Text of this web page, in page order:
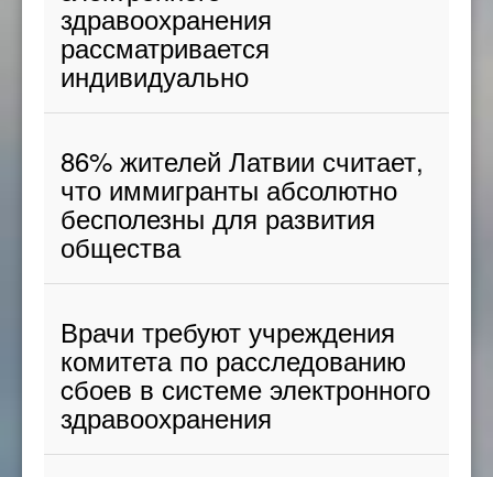
здравоохранения
рассматривается
индивидуально
86% жителей Латвии считает,
что иммигранты абсолютно
бесполезны для развития
общества
Врачи требуют учреждения
комитета по расследованию
cбоев в системе электронного
здравоохранения